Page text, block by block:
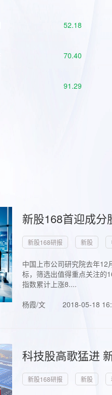
52.18
70.40
91.29
新股168首迎成
新股168研报 新股
中国上市公司研究院去年
标，筛选出值得重点关注的
指数累计上涨8....
杨霞/文
2018-05-18
科技股高歌猛进
新股168研报 新股